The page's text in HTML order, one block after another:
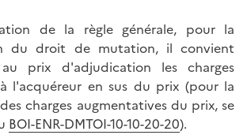
de la règle générale, pour la
du droit de mutation, il convient
prix d'adjudication les charges
l'acquéreur en sus du prix (pour la
charges augmentatives du prix, se
BOI-ENR-DMTOI-10-10-20-20).